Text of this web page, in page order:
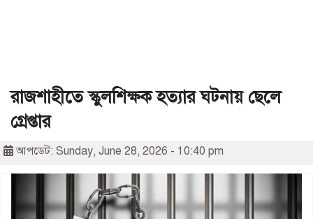
রাজশাহীতে স্কুলশিক্ষক হত্যার ঘটনায় ছেলে
গ্রেপ্তার
আপডেট: Sunday, June 28, 2026 - 10:40 pm